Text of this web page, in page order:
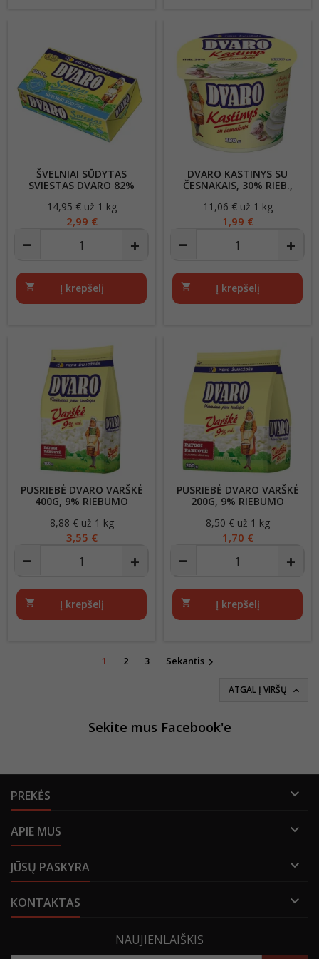
ŠVELNIAI SŪDYTAS
SVIESTAS DVARO 82%
Kaina
14,95 € už 1 kg
2,99 €
shopping_cart Į krepšelį
DVARO KASTINYS SU
ČESNAKAIS, 30% RIEB.,
Kaina
11,06 € už 1 kg
1,99 €
shopping_cart Į krepšelį
PUSRIEBĖ DVARO VARŠKĖ
400G, 9% RIEBUMO
Kaina
8,88 € už 1 kg
3,55 €
shopping_cart Į krepšelį
PUSRIEBĖ DVARO VARŠKĖ
200G, 9% RIEBUMO
Kaina
8,50 € už 1 kg
1,70 €
shopping_cart Į krepšelį
1 2 3 Sekantis 
ATGAL Į VIRŠŲ 
Sekite mus Facebook'e
PREKĖS 
APIE MUS 
JŪSŲ PASKYRA 
KONTAKTAS 
NAUJIENLAIŠKIS